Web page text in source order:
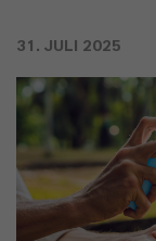
31. JULI 2025